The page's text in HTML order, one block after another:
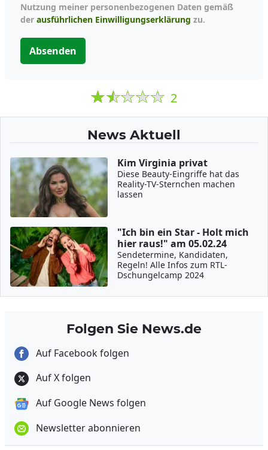
Nutzung meiner personenbezogenen Daten gemäß
der ausführlichen Einwilligungserklärung zu.
Absenden
2
News Aktuell
Kim Virginia privat
Diese Beauty-Eingriffe hat das
Reality-TV-Sternchen machen
lassen
"Ich bin ein Star - Holt mich
hier raus!" am 05.02.24
Sendetermine, Kandidaten,
Regeln! Alle Infos zum RTL-
Dschungelcamp 2024
Folgen Sie News.de
Auf Facebook folgen
Auf X folgen
Auf Google News folgen
Newsletter abonnieren